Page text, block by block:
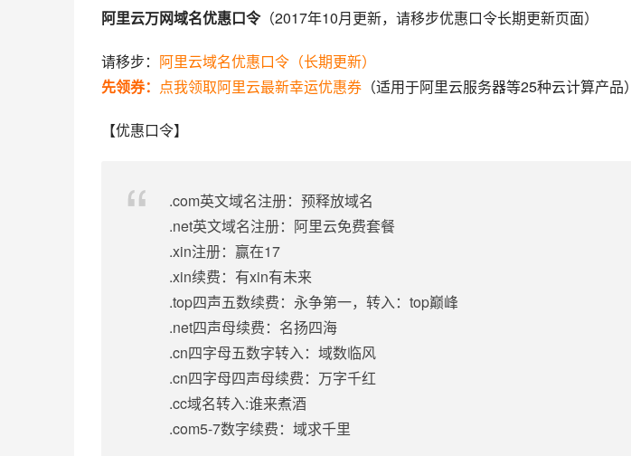
阿里云万网域名优惠口令（2017年10月更新，请移步优惠口令长期更新页面）
请移步： 阿里云域名优惠口令（长期更新）
先领券： 点我领取阿里云最新幸运优惠券 （适用于阿里云服务器等25种云计算产品）
【优惠口令】
.com英文域名注册：预释放域名
.net英文域名注册：阿里云免费套餐
.xin注册：赢在17
.xin续费：有xin有未来
.top四声五数续费：永争第一，转入：top巅峰
.net四声母续费：名扬四海
.cn四字母五数字转入：域数临风
.cn四字母四声母续费：万字千红
.cc域名转入:谁来煮酒
.com5-7数字续费：域求千里